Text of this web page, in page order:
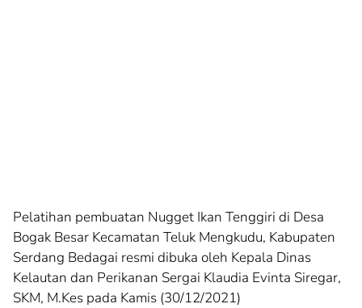
Pelatihan pembuatan Nugget Ikan Tenggiri di Desa
Bogak Besar Kecamatan Teluk Mengkudu, Kabupaten
Serdang Bedagai resmi dibuka oleh Kepala Dinas
Kelautan dan Perikanan Sergai Klaudia Evinta Siregar,
SKM, M.Kes pada Kamis (30/12/2021)